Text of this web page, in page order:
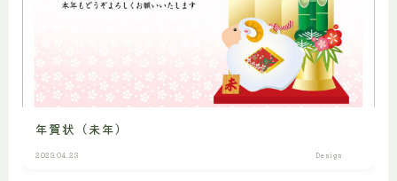
年賀状（未年）
2023.04.23 Design